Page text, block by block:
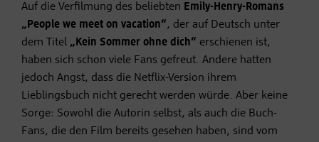
Auf die Verfilmung des beliebten Emily-Henry-Romans
„People we meet on vacation“, der auf Deutsch unter
dem Titel „Kein Sommer ohne dich“ erschienen ist,
haben sich schon viele Fans gefreut. Andere hatten
jedoch Angst, dass die Netflix-Version ihrem
Lieblingsbuch nicht gerecht werden würde. Aber keine
Sorge: Sowohl die Autorin selbst, als auch die Buch-
Fans, die den Film bereits gesehen haben, sind vom